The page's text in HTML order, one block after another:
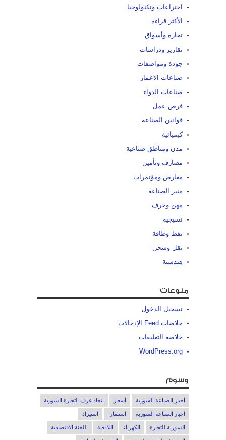
اختراعات وتكنولوجيا
الأكثر قراءة
تجارة وأسواق
تقارير ودراسات
جودة ومواصفات
صناعات الاعمار
صناعات الدواء
فرص عمل
قوانين الصناعة
كيميائية
مدن ومناطق صناعية
مصارف وتأمين
معارض ومؤتمرات
منبر الصناعة
مهن وحرف
نسيجية
نفط وطاقة
نقل وشحن
هندسية
منوعات
تسجيل الدخول
خلاصات Feed الإدخالات
خلاصة التعليقات
WordPress.org
وسوم
أخبار الصناعة السورية أسعار اتحاد غرف التجارة السورية
اخبار الصناعة السورية استثمار- استيراد
السورية للتجارة الكهرباء اللاذقية اللجنة الاقتصادية